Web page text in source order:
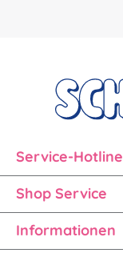
Service-Hotline
Shop Service
Informationen